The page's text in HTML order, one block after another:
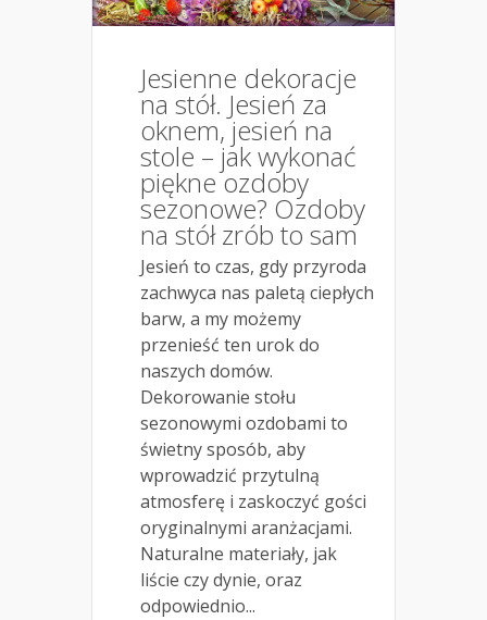
Jesienne dekoracje
na stół. Jesień za
oknem, jesień na
stole – jak wykonać
piękne ozdoby
sezonowe? Ozdoby
na stół zrób to sam
Jesień to czas, gdy przyroda
zachwyca nas paletą ciepłych
barw, a my możemy
przenieść ten urok do
naszych domów.
Dekorowanie stołu
sezonowymi ozdobami to
świetny sposób, aby
wprowadzić przytulną
atmosferę i zaskoczyć gości
oryginalnymi aranżacjami.
Naturalne materiały, jak
liście czy dynie, oraz
odpowiednio...